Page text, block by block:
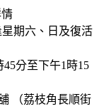
星期六、日及復活
分至下午1時15
（荔枝角長順街